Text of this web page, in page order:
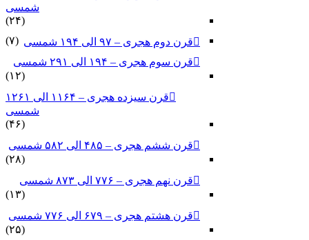
شمسی
(۲۴)
قرن دوم هجری – ۹۷ الی ۱۹۴ شمسی
(۷)
قرن سوم هجری – ۱۹۴ الی ۲۹۱ شمسی
(۱۲)
قرن سیزده هجری – ۱۱۶۴ الی ۱۲۶۱
شمسی
(۴۶)
قرن ششم هجری – ۴۸۵ الی ۵۸۲ شمسی
(۲۸)
قرن نهم هجری – ۷۷۶ الی ۸۷۳ شمسی
(۱۳)
قرن هشتم هجری – ۶۷۹ الی ۷۷۶ شمسی
(۲۵)